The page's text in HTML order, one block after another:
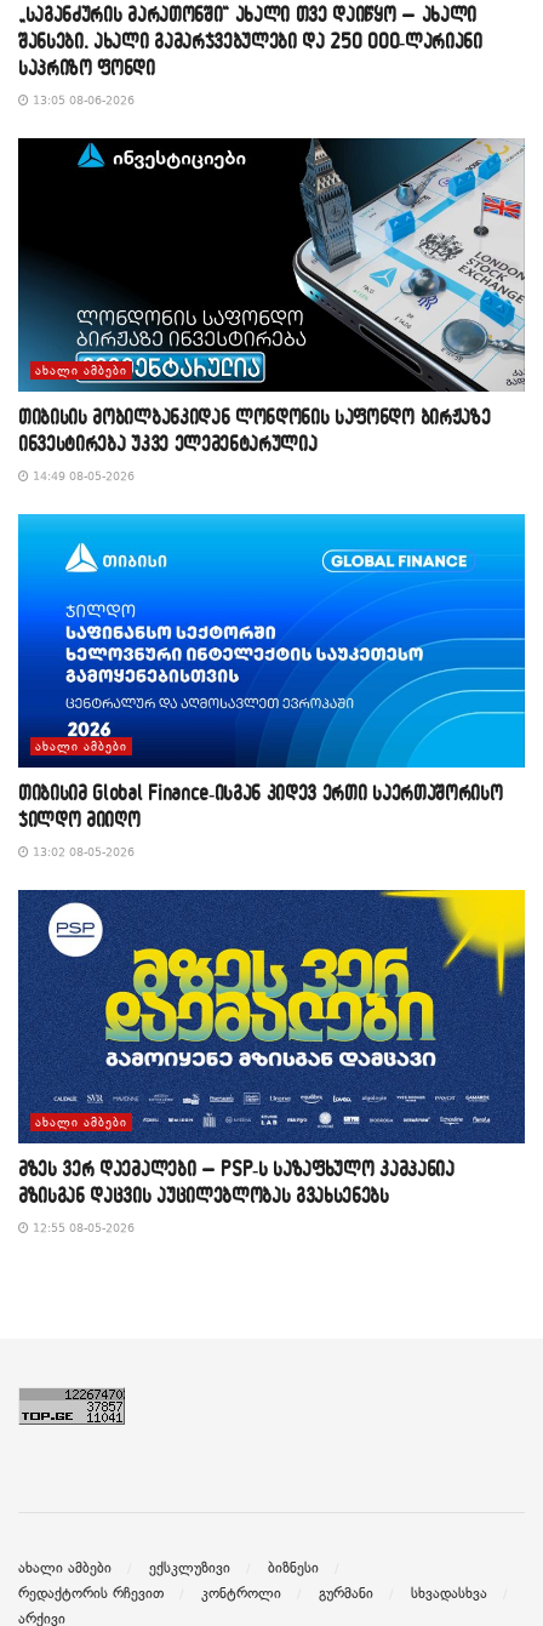
„საგანძურის მარათონში“ ახალი თვე დაიწყო – ახალი
შანსები, ახალი გამარჯვებულები და 250 000-ლარიანი
საპრიზო ფონდი
13:05 08-06-2026
ᲐᲮᲐᲚᲘ ᲐᲛᲑᲔᲑᲘ
თიბისის მობილბანკიდან ლონდონის საფონდო ბირჟაზე
ინვესტირება უკვე ელემენტარულია
14:49 08-05-2026
ᲐᲮᲐᲚᲘ ᲐᲛᲑᲔᲑᲘ
თიბისიმ Global Finance-ისგან კიდევ ერთი საერთაშორისო
ჯილდო მიიღო
13:02 08-05-2026
ᲐᲮᲐᲚᲘ ᲐᲛᲑᲔᲑᲘ
მზეს ვერ დაემალები – PSP-ს საზაფხულო კამპანია
მზისგან დაცვის აუცილებლობას გვახსენებს
12:55 08-05-2026
ახალი ამბები ექსკლუზივი
ბიზნესი
რედაქტორის რჩევით
კონტროლი გურმანი
სხვადასხვა
არქივი